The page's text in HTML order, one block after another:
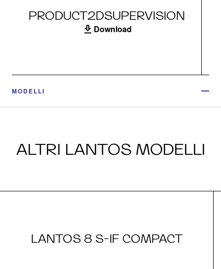
PRODUCT2DSUPERVISION
Download
MODELLI
ALTRI LANTOS MODELLI
LANTOS 8 S-IF COMPACT